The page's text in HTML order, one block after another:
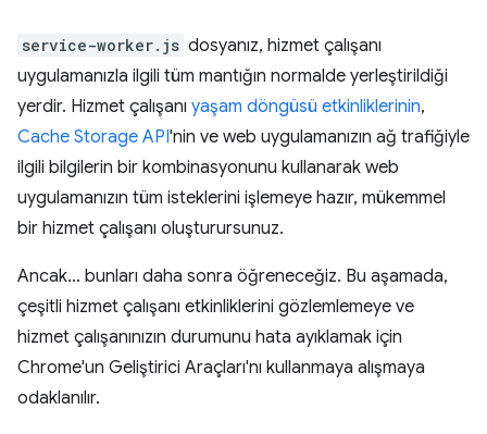
service-worker.js dosyanız, hizmet çalışanı
uygulamanızla ilgili tüm mantığın normalde yerleştirildiği
yerdir. Hizmet çalışanı yaşam döngüsü etkinliklerinin,
Cache Storage API'nin ve web uygulamanızın ağ trafiğiyle
ilgili bilgilerin bir kombinasyonunu kullanarak web
uygulamanızın tüm isteklerini işlemeye hazır, mükemmel
bir hizmet çalışanı oluşturursunuz.
Ancak… bunları daha sonra öğreneceğiz. Bu aşamada,
çeşitli hizmet çalışanı etkinliklerini gözlemlemeye ve
hizmet çalışanınızın durumunu hata ayıklamak için
Chrome'un Geliştirici Araçları'nı kullanmaya alışmaya
odaklanılır.